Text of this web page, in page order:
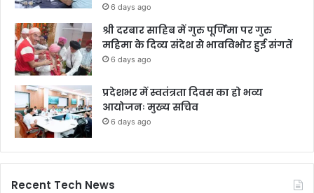
6 days ago
श्री दरबार साहिब में गुरु पूर्णिमा पर गुरु
महिमा के दिव्य संदेश से भावविभोर हुई संगतें
6 days ago
प्रदेशभर में स्वतंत्रता दिवस का हो भव्य
आयोजनः मुख्य सचिव
6 days ago
Recent Tech News